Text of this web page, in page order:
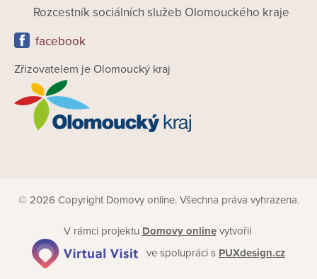
Rozcestník sociálních služeb Olomouckého kraje
facebook
Zřizovatelem je Olomoucký kraj
© 2026 Copyright Domovy online. Všechna práva vyhrazena.
V rámci projektu Domovy onlinevytvořil
ve spolupráci s PUXdesign.cz